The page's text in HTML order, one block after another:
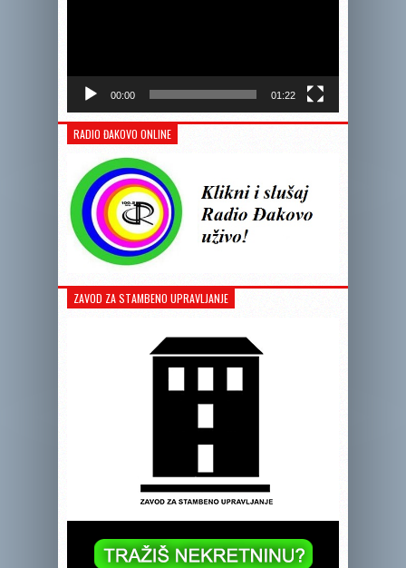
00:00 01:22
RADIO ĐAKOVO ONLINE
ZAVOD ZA STAMBENO UPRAVLJANJE